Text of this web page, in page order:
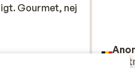
Gourmet, nej
Gourmet, nej